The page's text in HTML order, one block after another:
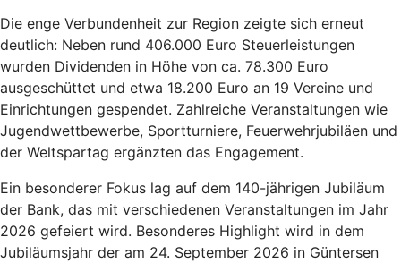
Die enge Verbundenheit zur Region zeigte sich erneut
deutlich: Neben rund 406.000 Euro Steuerleistungen
wurden Dividenden in Höhe von ca. 78.300 Euro
ausgeschüttet und etwa 18.200 Euro an 19 Vereine und
Einrichtungen gespendet. Zahlreiche Veranstaltungen wie
Jugendwettbewerbe, Sportturniere, Feuerwehrjubiläen und
der Weltspartag ergänzten das Engagement.
Ein besonderer Fokus lag auf dem 140-jährigen Jubiläum
der Bank, das mit verschiedenen Veranstaltungen im Jahr
2026 gefeiert wird. Besonderes Highlight wird in dem
Jubiläumsjahr der am 24. September 2026 in Güntersen